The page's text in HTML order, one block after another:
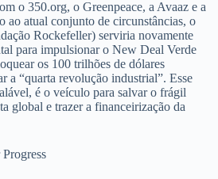
o 350.org, o Greenpeace, a Avaaz e a
ao atual conjunto de circunstâncias, o
Rockefeller) serviria novamente
para impulsionar o New Deal Verde
os 100 trilhões de dólares
a “quarta revolução industrial”. Esse
é o veículo para salvar o frágil
global e trazer a financeirização da